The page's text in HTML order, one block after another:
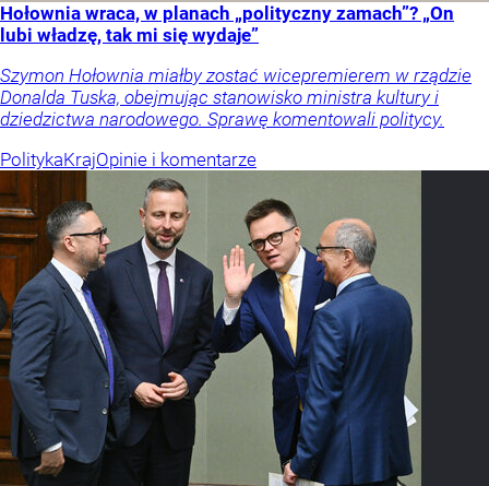
Hołownia wraca, w planach „polityczny zamach”? „On
lubi władzę, tak mi się wydaje”
Szymon Hołownia miałby zostać wicepremierem w rządzie
Donalda Tuska, obejmując stanowisko ministra kultury i
dziedzictwa narodowego. Sprawę komentowali politycy.
PolitykaKrajOpinie i komentarze